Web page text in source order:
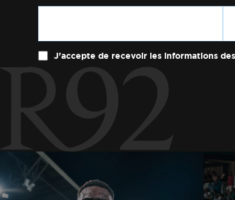
J'accepte de recevoir les informations